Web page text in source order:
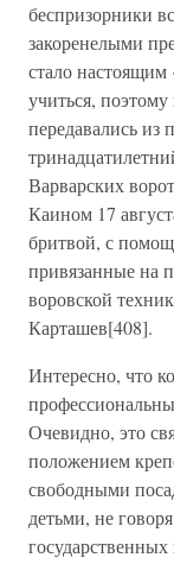
беспризорники
закоренелыми
стало
учиться,
передавались из
Варварских
Каином 17
бритвой, с
привязанные на
воровской
Карташев[408].
Интересно, что
Очевидно, это
положением
свободными
детьми, не